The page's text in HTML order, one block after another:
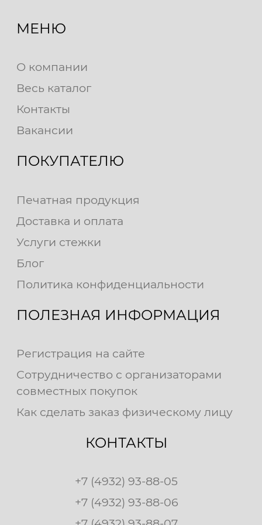
МЕНЮ
О компании
Весь каталог
Контакты
Вакансии
ПОКУПАТЕЛЮ
Печатная продукция
Доставка и оплата
Услуги стежки
Блог
Политика конфиденциальности
ПОЛЕЗНАЯ ИНФОРМАЦИЯ
Регистрация на сайте
Сотрудничество с организаторами
совместных покупок
Как сделать заказ физическому лицу
КОНТАКТЫ
+7 (4932) 93-88-05
+7 (4932) 93-88-06